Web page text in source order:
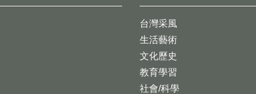
台灣采風
生活藝術
文化歷史
教育學習
社會/科學